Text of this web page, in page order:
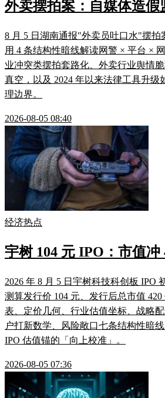
外卖摆拍案：自媒体造假
8 月 5 日湖南通报"外卖员吐口水"摆拍
用 4 条结构性暗线解读网警 × 平台 ×
业冲突类摆拍套路化、外卖行业舆情
真空，以及 2024 年以来法律工具升级
理边界。
2026-08-05 08:40
经济热点
宇树 104 元 IPO：市值冲
2026 年 8 月 5 日宇树科技科创板 IPO
测算发行价 104 元、发行后总市值
表、定价几何、行业估值坐标、战略
户打新数学、风险敞口七条结构性暗
IPO 估值锚的「向上校准」。
2026-08-05 07:36